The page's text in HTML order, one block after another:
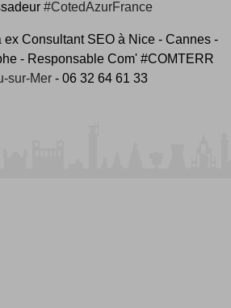
#CotedAzurFrance
ex Consultant SEO à Nice - Cannes -
- Responsable Com' #COMTERR
sur-Mer - 06 32 64 61 33